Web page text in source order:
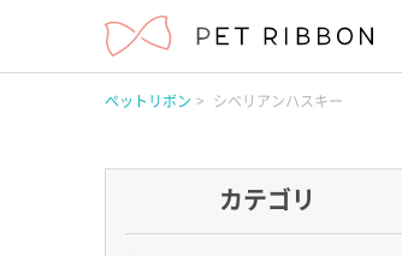
ペットリボン シベリアンハスキー
カテゴリ